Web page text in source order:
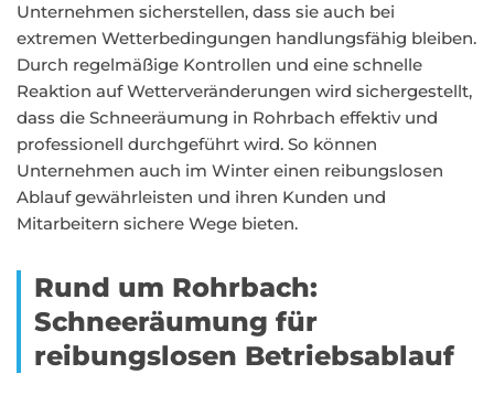
Unternehmen sicherstellen, dass sie auch bei
extremen Wetterbedingungen handlungsfähig bleiben.
Durch regelmäßige Kontrollen und eine schnelle
Reaktion auf Wetterveränderungen wird sichergestellt,
dass die Schneeräumung in Rohrbach effektiv und
professionell durchgeführt wird. So können
Unternehmen auch im Winter einen reibungslosen
Ablauf gewährleisten und ihren Kunden und
Mitarbeitern sichere Wege bieten.
Rund um Rohrbach:
Schneeräumung für
reibungslosen Betriebsablauf